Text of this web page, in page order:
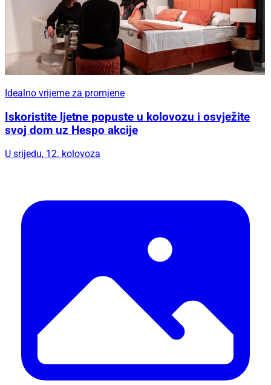
Idealno vrijeme za promjene
Iskoristite ljetne popuste u kolovozu i osvježite
svoj dom uz Hespo akcije
U srijedu, 12. kolovoza